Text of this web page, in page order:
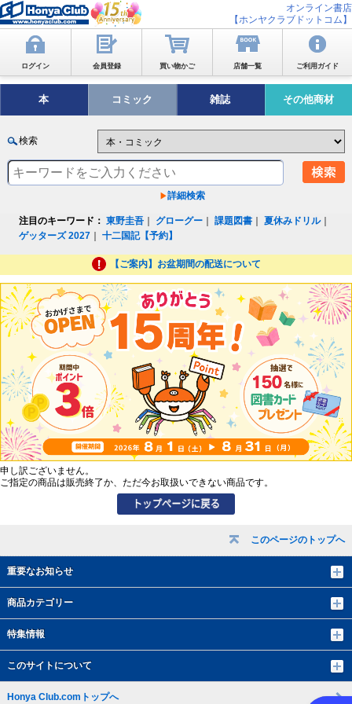
オンライン書店
【ホンヤクラブドットコム】
ログイン 会員登録 買い物かご 店舗一覧 ご利用ガイド
本 コミック 雑誌 その他商材
検索
詳細検索
注目のキーワード： 東野圭吾 グローグー ｜課題図書 ｜夏休みドリル｜
ゲッターズ 2027 ｜十二国記【予約】
【ご案内】お盆期間の配送について
このページのトップへ
重要なお知らせ
商品カテゴリー
特集情報
このサイトについて
申し訳ございません。
ご指定の商品は販売終了か、ただ今お取扱いできない商品です。
Honya Club.comトップへ